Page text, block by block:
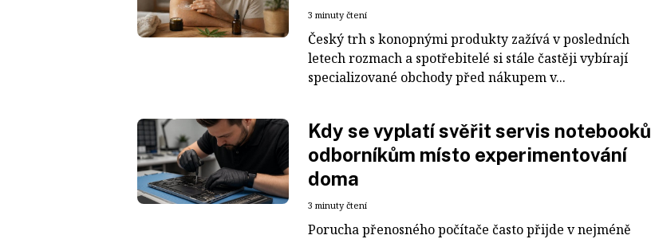
3 minuty čtení
Český trh s konopnými produkty zažívá v posledních
letech rozmach a spotřebitelé si stále častěji vybírají
specializované obchody před nákupem v...
Kdy se vyplatí svěřit servis notebooků
odborníkům místo experimentování
doma
3 minuty čtení
Porucha přenosného počítače často přijde v nejméně